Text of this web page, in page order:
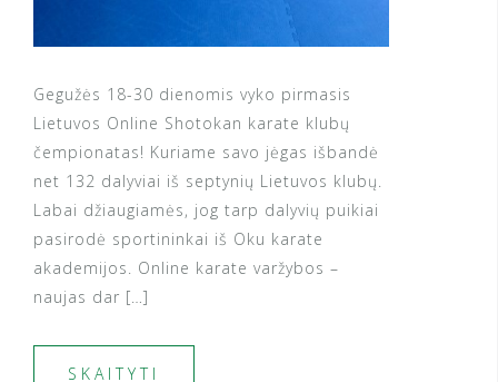
Gegužės 18-30 dienomis vyko pirmasis
Lietuvos Online Shotokan karate klubų
čempionatas! Kuriame savo jėgas išbandė
net 132 dalyviai iš septynių Lietuvos klubų.
Labai džiaugiamės, jog tarp dalyvių puikiai
pasirodė sportininkai iš Oku karate
akademijos. Online karate varžybos –
naujas dar […]
SKAITYTI